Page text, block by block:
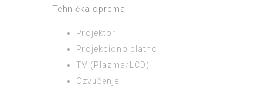
Tehnička oprema
Projektor
Projekciono platno
TV (Plazma/LCD)
Ozvučenje